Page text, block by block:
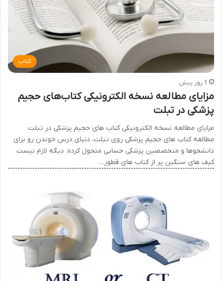
کتاب
1 روز پیش
مزایای مطالعه نسخه الکترونیکی کتاب‌های حجیم
پزشکی در تبلت
مزایای مطالعه نسخه الکترونیکی کتاب های حجیم پزشکی در تبلت
مطالعه کتاب های حجیم پزشکی روی تبلت، دنیای درس خوندن رو برای
دانشجوها و متخصصین پزشکی حسابی متحول کرده. دیگه لازم نیست
کیف های سنگین پر از کتاب های قطور…